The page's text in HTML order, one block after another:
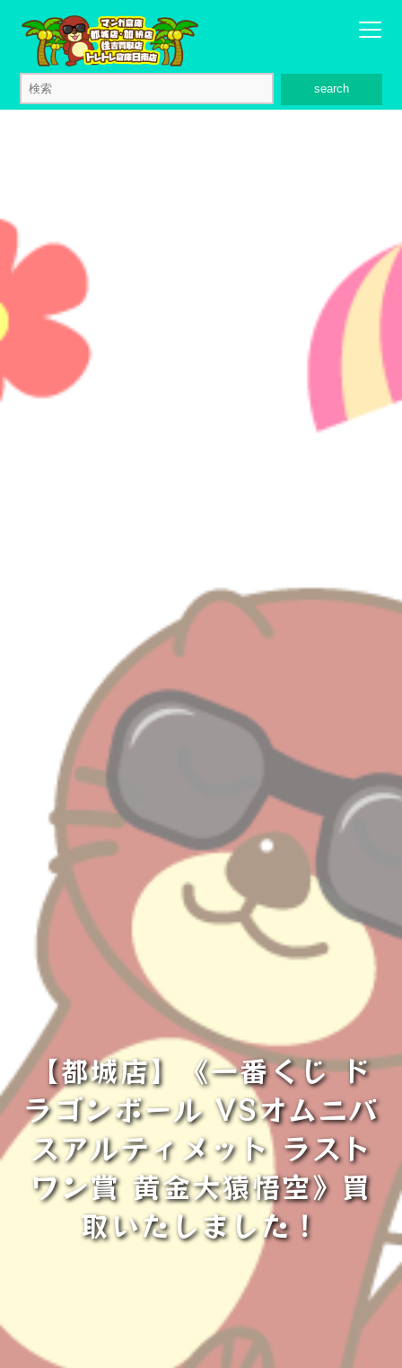
search
【都城店】《一番くじ ド
ラゴンボール VSオムニバ
スアルティメット ラスト
ワン賞 黄金大猿悟空》買
取いたしました！